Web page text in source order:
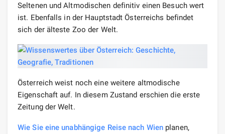
Seltenen und Altmodischen definitiv einen Besuch wert
ist. Ebenfalls in der Hauptstadt Österreichs befindet
sich der älteste Zoo der Welt.
Österreich weist noch eine weitere altmodische
Eigenschaft auf. In diesem Zustand erschien die erste
Zeitung der Welt.
Wie Sie eine unabhängige Reise nach Wien planen,